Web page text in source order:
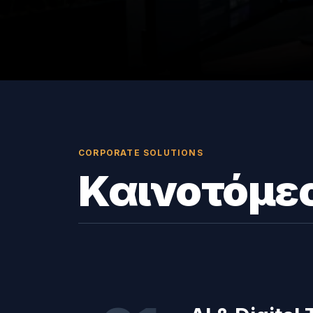
CORPORATE SOLUTIONS